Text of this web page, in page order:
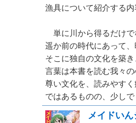
漁具について紹介する内
単に川から得るだけで
遥か前の時代にあって
そこに独自の文化を築
言葉は本書を読む我々
尊い文化を、読みやす
ではあるものの、少し
メイド